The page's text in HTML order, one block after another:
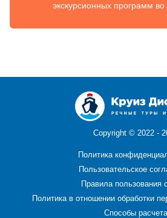
экскурсионных программ во
Copyright © 2022 -
Политика
Пользовательское
Правила пользования
Политика в отношении обработки
Способы расчета